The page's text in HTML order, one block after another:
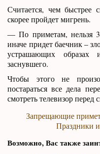
Считается, чем быстрее
скорее пройдет мигрень.
— По приметам, нельзя 3
иначе придет баечник –
устрашающих образах
заснувшего.
Чтобы этого не
постараться все дела
смотреть телевизор
Запрещающие
Праздники
Возможно, Вас также